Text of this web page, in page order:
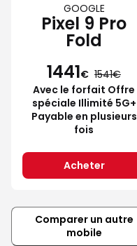
GOOGLE
Pixel 9 Pro
Fold
1441€ 1541
Avec le forfait Offre
spéciale Illimité 5G+
Payable en plusieurs
fois
Acheter
Comparer un autre
mobile